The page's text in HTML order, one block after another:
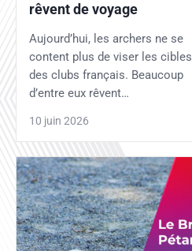
rêvent de voyage
Aujourd’hui, les archers ne se
content plus de viser les cibles
des clubs français. Beaucoup
d’entre eux rêvent…
10 juin 2026